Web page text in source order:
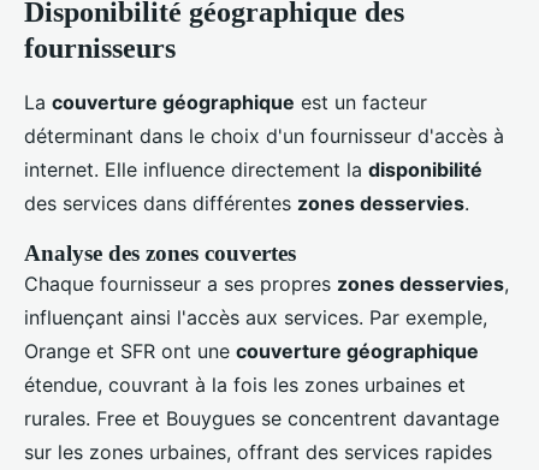
Disponibilité géographique des
fournisseurs
La couverture géographique est un facteur
déterminant dans le choix d'un fournisseur d'accès à
internet. Elle influence directement la disponibilité
des services dans différentes zones desservies.
Analyse des zones couvertes
Chaque fournisseur a ses propres zones desservies,
influençant ainsi l'accès aux services. Par exemple,
Orange et SFR ont une couverture géographique
étendue, couvrant à la fois les zones urbaines et
rurales. Free et Bouygues se concentrent davantage
sur les zones urbaines, offrant des services rapides